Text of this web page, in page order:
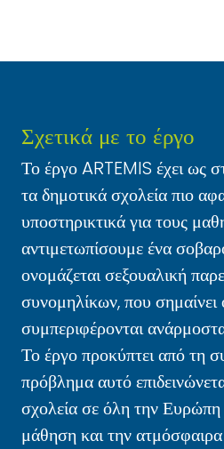
Σχετικά με το έργο
Το έργο ARTEMIS έχει ως
τα δημοτικά σχολεία πιο
υποστηρικτικά για τους
αντιμετωπίσουμε ένα
ονομάζεται σεξουαλική
συνομηλίκων, που σημαίνει
συμπεριφέρονται
Το έργο προκύπτει από τη
πρόβλημα αυτό
σχολεία σε όλη την Ευρώπη
μάθηση και την